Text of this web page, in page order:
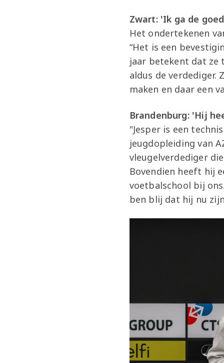
Zwart: 'Ik ga de
Het ondertekenen
“Het is een
jaar betekent dat ze
aldus de verdediger.
maken en daar een
Brandenburg: 'Hij
"Jesper is een
jeugdopleiding van
vleugelverdediger
Bovendien heeft hij
voetbalschool bij
ben blij dat hij nu